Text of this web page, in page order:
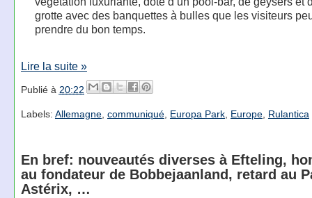
grotte avec des banquettes à bulles que les visiteurs
prendre du bon temps.
Lire la suite »
Publié à 20:22
Labels: Allemagne, communiqué, Europa Park, Europe, Rulantica
En bref: nouveautés diverses à Efteling,
au fondateur de Bobbejaanland, retard au
Astérix, …